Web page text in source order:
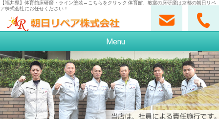
【福井県】体育館床研磨・ライン塗装←こちらをクリック 体育館、教室の床研磨は京都の朝日リペ
ア株式会社にお任せください！
Menu